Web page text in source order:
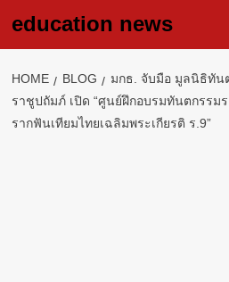
education news
HOME BLOG
มกธ. จับมือ มูลนิธิทัน
ราชูปถัมภ์ เปิด “ศูนย์ฝึกอบรมทันตกรร
รากฟันเทียมไทยเฉลิมพระเกียรติ ร.9”